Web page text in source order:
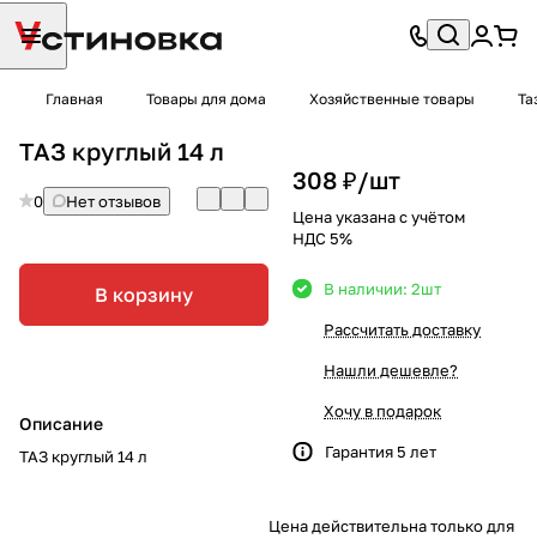
Главная Товары для дома Хозяйственные товары
ТАЗ круглый 14 л
0 Нет отзывов
В корзину
Описание
ТАЗ круглый 14 л
308 ₽/шт
Цена указана с учётом
НДС 5%
В наличии: 2шт
Рассчитать доставку
Нашли дешевле?
Хочу в подарок
Гарантия 5 лет
Цена действительна только для